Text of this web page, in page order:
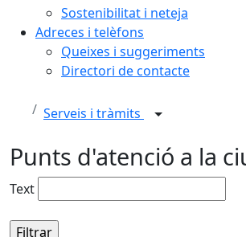
Sostenibilitat i neteja
Adreces i telèfons
Queixes i suggeriments
Directori de contacte
Serveis i tràmits
Punts d'atenció a la
Text